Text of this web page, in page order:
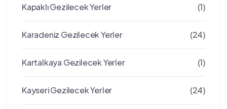
Kapaklı Gezilecek Yerler (1)
Karadeniz Gezilecek Yerler (24)
Kartalkaya Gezilecek Yerler (1)
Kayseri Gezilecek Yerler (24)